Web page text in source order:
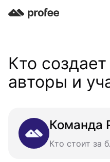
Кто
авторы и
Команда
Кто стоит за